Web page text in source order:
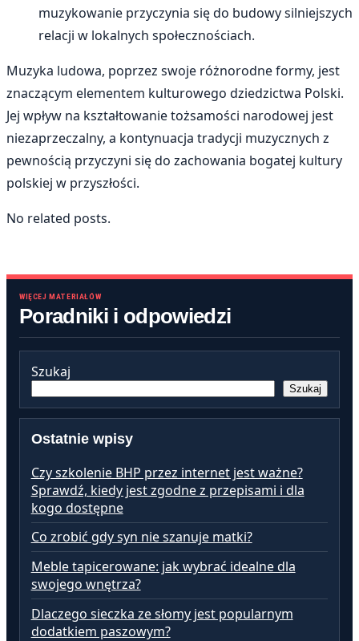
WIĘCEJ MATERIAŁÓW
Poradniki i odpowiedzi
Szukaj
Szukaj
Ostatnie wpisy
Czy szkolenie BHP przez internet jest ważne?
Sprawdź, kiedy jest zgodne z przepisami i dla
kogo dostępne
Co zrobić gdy syn nie szanuje matki?
Meble tapicerowane: jak wybrać idealne dla
swojego wnętrza?
Dlaczego sieczka ze słomy jest popularnym
dodatkiem paszowym?
muzykowanie przyczynia się do budowy silniejszych
relacji w lokalnych społecznościach.
Muzyka ludowa, poprzez swoje różnorodne formy, jest
znaczącym elementem kulturowego dziedzictwa Polski.
Jej wpływ na kształtowanie tożsamości narodowej jest
niezaprzeczalny, a kontynuacja tradycji muzycznych z
pewnością przyczyni się do zachowania bogatej kultury
polskiej w przyszłości.
No related posts.